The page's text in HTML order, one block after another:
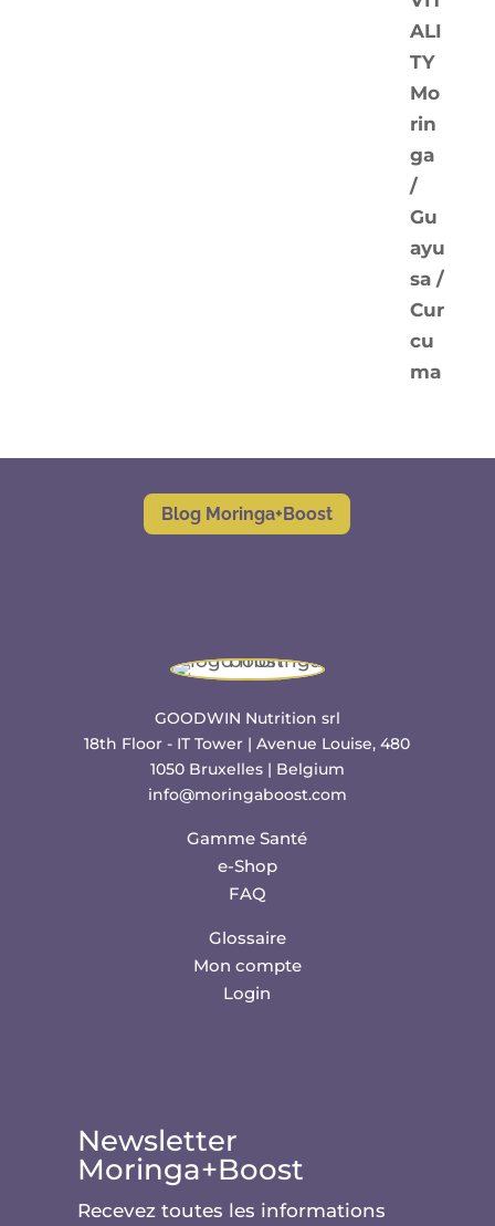
Blog Moringa+Boost
GOODWIN Nutrition srl
18th Floor - IT Tower | Avenue Louise, 480
1050 Bruxelles | Belgium
info@moringaboost.com
Gamme Santé
e-Shop
FAQ
Glossaire
Mon compte
Login
Newsletter
Moringa+Boost
Recevez toutes les informations